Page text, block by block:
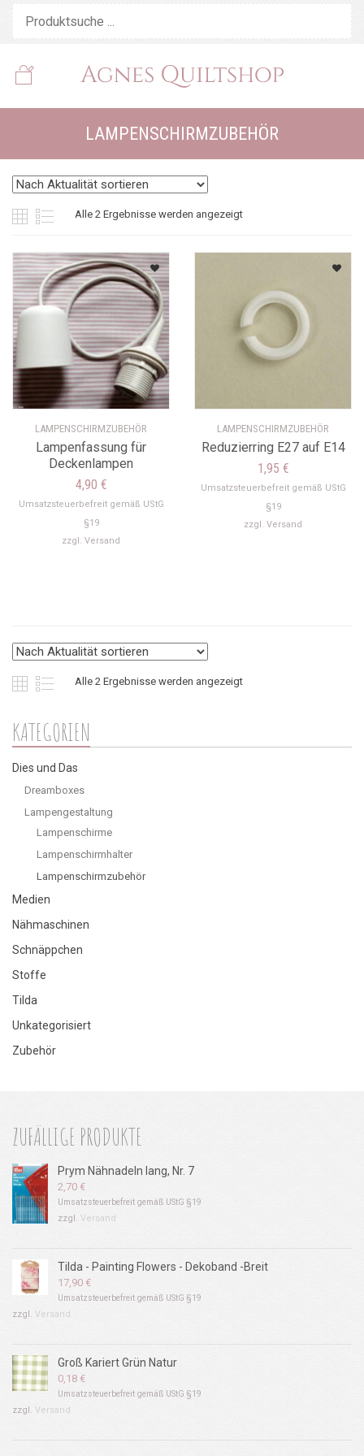
LAMPENSCHIRMZUBEHÖR
Alle 2 Ergebnisse werden angezeigtNach
Aktualität
sortiert
LAMPENSCHIRMZUBEHÖR
Lampenfassung für
Deckenlampen
4,90 €
Umsatzsteuerbefreit gemäß UStG
§19
zzgl. Versand
LAMPENSCHIRMZUBEHÖR
Reduzierring E27 auf E14
1,95 €
Umsatzsteuerbefreit gemäß UStG
§19
zzgl. Versand
Alle 2 Ergebnisse werden angezeigtNach
KATEGORIEN
Dies und Das
Dreamboxes
Lampengestaltung
Lampenschirme
Lampenschirmhalter
Lampenschirmzubehör
Medien
Nähmaschinen
Schnäppchen
Stoffe
Tilda
Unkategorisiert
Zubehör
ZUFÄLLIGE PRODUKTE
Prym Nähnadeln lang, Nr. 7
2,70 €
Umsatzsteuerbefreit gemäß UStG §19
zzgl. Versand
Tilda - Painting Flowers - Dekoband -Breit
17,90 €
Umsatzsteuerbefreit gemäß UStG §19
zzgl. Versand
Groß Kariert Grün Natur
0,18 €
Umsatzsteuerbefreit gemäß UStG §19
zzgl. Versand